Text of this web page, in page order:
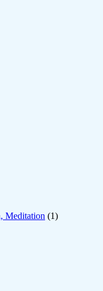
Meditation (1)